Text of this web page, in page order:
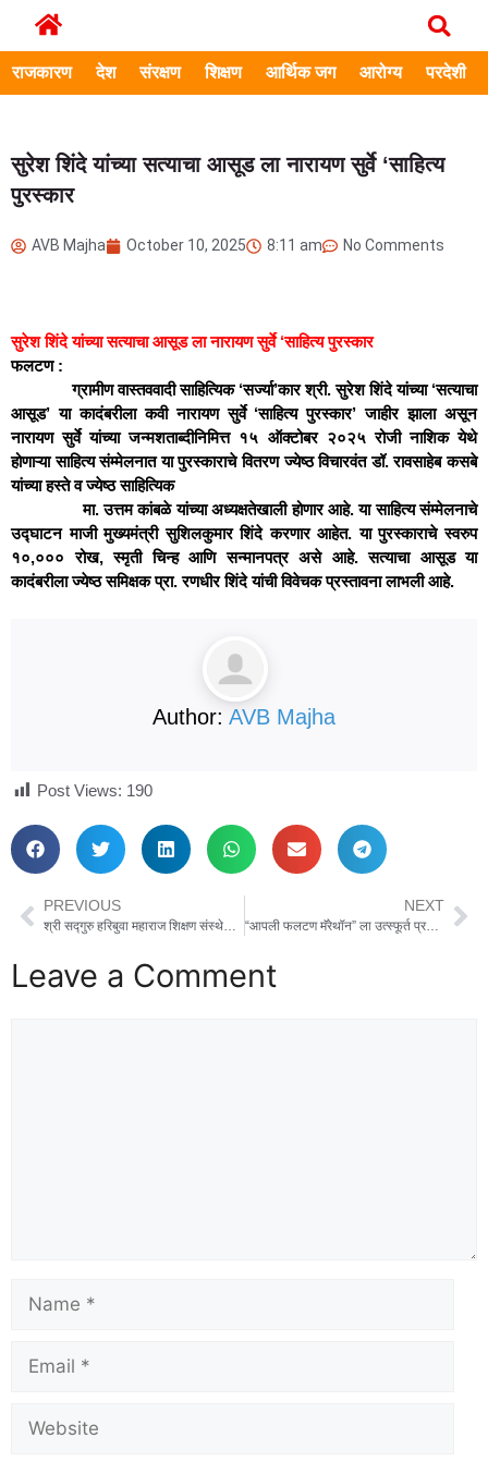
राजकारण देश संरक्षण शिक्षण आर्थिक जग आरोग्य परदेशी
सुरेश शिंदे यांच्या सत्याचा आसूड ला नारायण सुर्वे ‘साहित्य
पुरस्कार
AVB Majha October 10, 2025 8:11 am No Comments
सुरेश शिंदे यांच्या सत्याचा आसूड ला नारायण सुर्वे ‘साहित्य पुरस्कार
फलटण :
ग्रामीण वास्तववादी साहित्यिक ‘सर्ज्या’कार श्री. सुरेश शिंदे यांच्या ‘सत्याचा
आसूड’ या कादंबरीला कवी नारायण सुर्वे ‘साहित्य पुरस्कार’ जाहीर झाला असून
नारायण सुर्वे यांच्या जन्मशताब्दीनिमित्त १५ ऑक्टोबर २०२५ रोजी नाशिक येथे
होणाऱ्या साहित्य संम्मेलनात या पुरस्काराचे वितरण ज्येष्ठ विचारवंत डॉ. रावसाहेब कसबे
यांच्या हस्ते व ज्येष्ठ साहित्यिक
मा. उत्तम कांबळे यांच्या अध्यक्षतेखाली होणार आहे. या साहित्य संम्मेलनाचे
उद्घाटन माजी मुख्यमंत्री सुशिलकुमार शिंदे करणार आहेत. या पुरस्काराचे स्वरुप
१०,००० रोख, स्मृती चिन्ह आणि सन्मानपत्र असे आहे. सत्याचा आसूड या
कादंबरीला ज्येष्ठ समिक्षक प्रा. रणधीर शिंदे यांची विवेचक प्रस्तावना लाभली आहे.
Author: AVB Majha
Post Views: 190
PREVIOUS
श्री सद्गुरु हरिबुवा महाराज शिक्षण संस्थेत पर्यावरण पूरक आकाश कंदील बनविण्याचा उपक्रम
NEXT
“आपली फलटण मॅरेथॉन” ला उत्स्फूर्त प्रतिसाद : सुमारे २२०० जणांचा सहभाग
Leave a Comment